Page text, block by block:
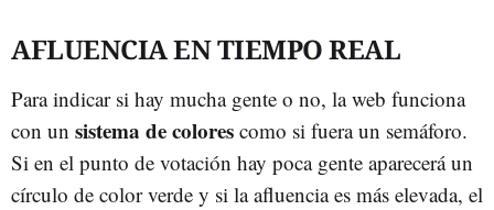
AFLUENCIA EN TIEMPO REAL
Para indicar si hay mucha gente o no, la web funciona
con un sistema de colores como si fuera un semáforo.
Si en el punto de votación hay poca gente aparecerá un
círculo de color verde y si la afluencia es más elevada, el